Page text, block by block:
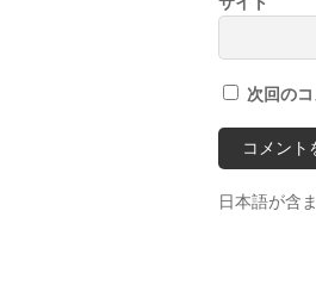
次回の
日本語が含